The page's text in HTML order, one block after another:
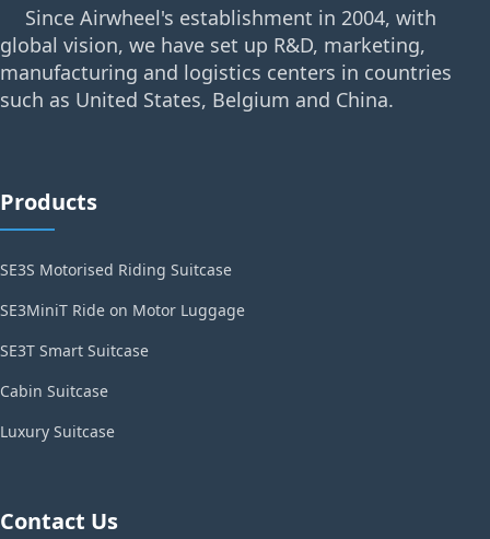
Since Airwheel's establishment in 2004, with
global vision, we have set up R&D, marketing,
manufacturing and logistics centers in countries
such as United States, Belgium and China.
Products
SE3S Motorised Riding Suitcase
SE3MiniT Ride on Motor Luggage
SE3T Smart Suitcase
Cabin Suitcase
Luxury Suitcase
Contact Us